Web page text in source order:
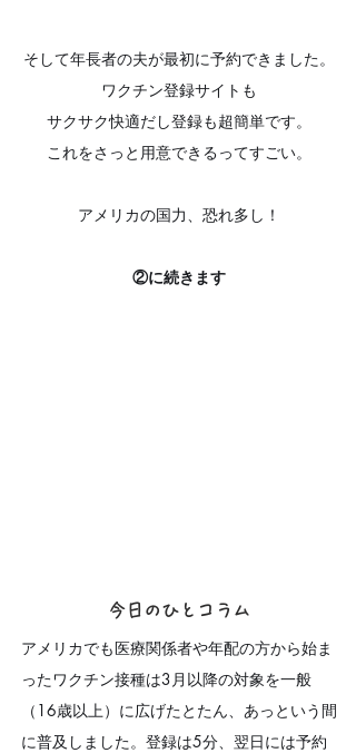
そして年長者の夫が最初に予約できました。
ワクチン登録サイトも
サクサク快適だし登録も超簡単です。
これをさっと用意できるってすごい。
アメリカの国力、恐れ多し！
②に続きます
今日のひとコラム
アメリカでも医療関係者や年配の方から始ま
ったワクチン接種は3月以降の対象を一般
（16歳以上）に広げたとたん、あっという間
に普及しました。登録は5分、翌日には予約